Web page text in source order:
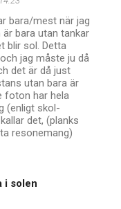
bara/mest när jag
bara utan tankar
blir sol. Detta
jag måste ju då
det är då just
utan bara är
foton har hela
(enligt skol-
det, (planks
resonemang)
i solen